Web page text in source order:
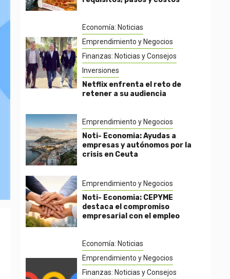
Economía: Noticias
Emprendimiento y Negocios
Finanzas: Noticias y Consejos
Inversiones
Netflix enfrenta el reto de
retener a su audiencia
Emprendimiento y Negocios
Noti- Economia: Ayudas a
empresas y autónomos por la
crisis en Ceuta
Emprendimiento y Negocios
Noti- Economia: CEPYME
destaca el compromiso
empresarial con el empleo
Economía: Noticias
Emprendimiento y Negocios
Finanzas: Noticias y Consejos